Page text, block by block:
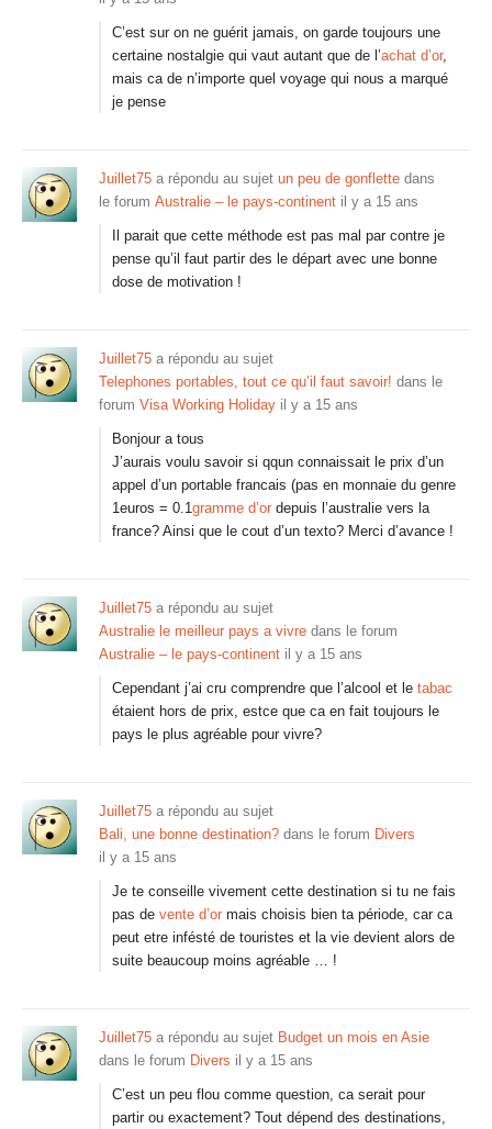
C’est sur on ne guérit jamais, on garde toujours une
certaine nostalgie qui vaut autant que de l’achat d’or,
mais ca de n’importe quel voyage qui nous a marqué
je pense
Juillet75 a répondu au sujet un peu de gonflette dans
le forum Australie – le pays-continent il y a 15 ans
Il parait que cette méthode est pas mal par contre je
pense qu’il faut partir des le départ avec une bonne
dose de motivation !
Juillet75 a répondu au sujet
Telephones portables, tout ce qu’il faut savoir! dans le
forum Visa Working Holiday il y a 15 ans
Bonjour a tous
J’aurais voulu savoir si qqun connaissait le prix d’un
appel d’un portable francais (pas en monnaie du genre
1euros = 0.1gramme d’or depuis l’australie vers la
france? Ainsi que le cout d’un texto? Merci d’avance !
Juillet75 a répondu au sujet
Australie le meilleur pays a vivre dans le forum
Australie – le pays-continent il y a 15 ans
Cependant j’ai cru comprendre que l’alcool et le tabac
étaient hors de prix, estce que ca en fait toujours le
pays le plus agréable pour vivre?
Juillet75 a répondu au sujet
Bali, une bonne destination? dans le forum Divers
il y a 15 ans
Je te conseille vivement cette destination si tu ne fais
pas de vente d’or mais choisis bien ta période, car ca
peut etre infésté de touristes et la vie devient alors de
suite beaucoup moins agréable … !
Juillet75 a répondu au sujet Budget un mois en Asie
dans le forum Divers il y a 15 ans
C’est un peu flou comme question, ca serait pour
partir ou exactement? Tout dépend des destinations,